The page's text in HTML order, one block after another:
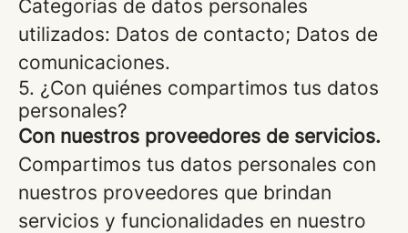
Categorías de datos personales
utilizados: Datos de contacto; Datos de
comunicaciones.
5. ¿Con quiénes compartimos tus datos
personales?
Con nuestros proveedores de servicios.
Compartimos tus datos personales con
nuestros proveedores que brindan
servicios y funcionalidades en nuestro